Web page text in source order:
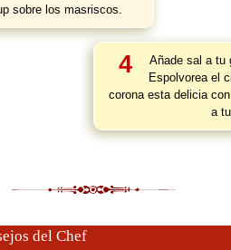
sobre los masriscos.
4
Añade sal a tu
Espolvorea el
corona esta delicia
a
del Chef